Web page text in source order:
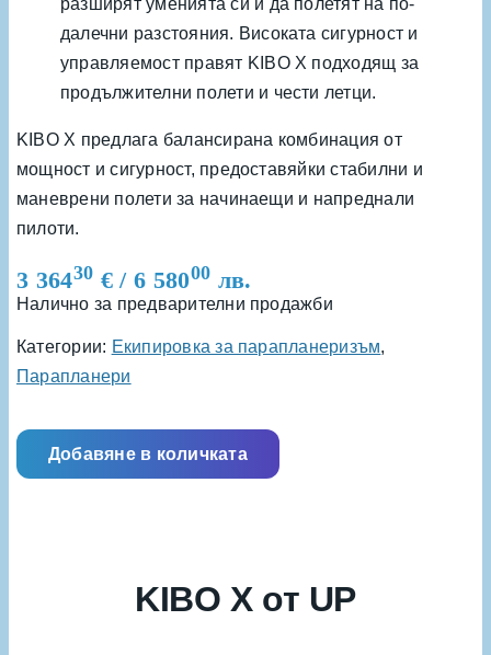
разширят уменията си и да полетят на по-
далечни разстояния. Високата сигурност и
управляемост правят KIBO X подходящ за
продължителни полети и чести летци.
KIBO X предлага балансирана комбинация от
мощност и сигурност, предоставяйки стабилни и
маневрени полети за начинаещи и напреднали
пилоти.
3 36430 € / 6 58000 лв.
Налично за предварителни продажби
Категории: Екипировка за парапланеризъм,
Парапланери
Добавяне в количката
KIBO X от UP